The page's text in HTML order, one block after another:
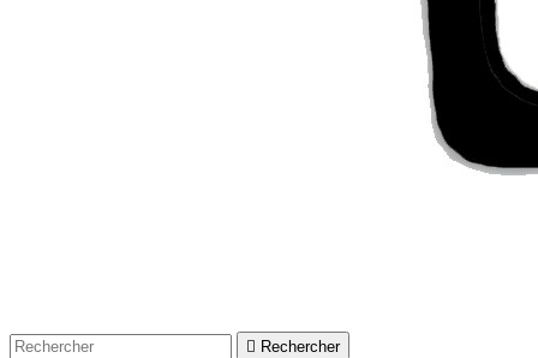
 Rechercher